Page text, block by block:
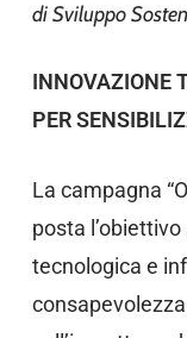
di Sviluppo
INNOVAZIONE
PER
La campagna
posta
tecnologica e